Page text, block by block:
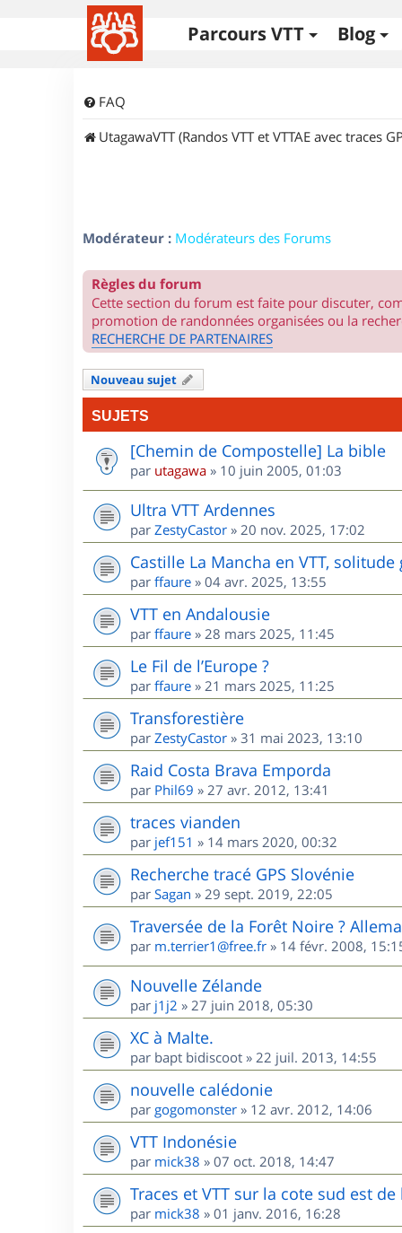
Parcours VTT Blog
FAQ
UtagawaVTT (Randos VTT et VTTAE avec traces
Modérateur : Modérateurs des Forums
Règles du forum
Cette section du forum est faite pour discuter,
promotion de randonnées organisées ou la
RECHERCHE DE PARTENAIRES
Nouveau sujet
SUJETS
[Chemin de Compostelle] La bible
par utagawa » 10 juin 2005, 01:03
Ultra VTT Ardennes
par ZestyCastor » 20 nov. 2025, 17:02
Castille La Mancha en VTT, solitude
par ffaure » 04 avr. 2025, 13:55
VTT en Andalousie
par ffaure » 28 mars 2025, 11:45
Le Fil de l’Europe ?
par ffaure » 21 mars 2025, 11:25
Transforestière
par ZestyCastor » 31 mai 2023, 13:10
Raid Costa Brava Emporda
par Phil69 » 27 avr. 2012, 13:41
traces vianden
par jef151 » 14 mars 2020, 00:32
Recherche tracé GPS Slovénie
par Sagan » 29 sept. 2019, 22:05
Traversée de la Forêt Noire ?
par m.terrier1@free.fr » 14 févr. 2008,
Nouvelle Zélande
par j1j2 » 27 juin 2018, 05:30
XC à Malte.
par bapt bidiscoot » 22 juil. 2013, 14:55
nouvelle calédonie
par gogomonster » 12 avr. 2012, 14:06
VTT Indonésie
par mick38 » 07 oct. 2018, 14:47
Traces et VTT sur la cote sud est de
par mick38 » 01 janv. 2016, 16:28